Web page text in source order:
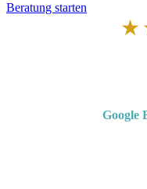
Beratung starten
Google